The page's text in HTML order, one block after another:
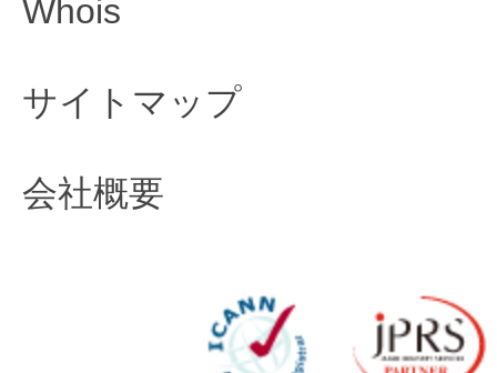
Whois
サイトマップ
会社概要